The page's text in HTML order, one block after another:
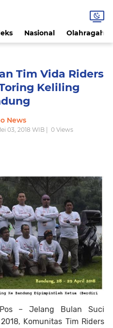
Nasional Olahragah
Tim Vida Riders
Keliling
News
03, 2018 WIB | 0Views
– Jelang Bulan Suci
Komunitas Tim Riders